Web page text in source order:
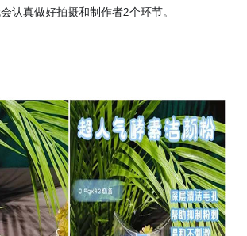
认真做好拍摄和制作者2个环节。